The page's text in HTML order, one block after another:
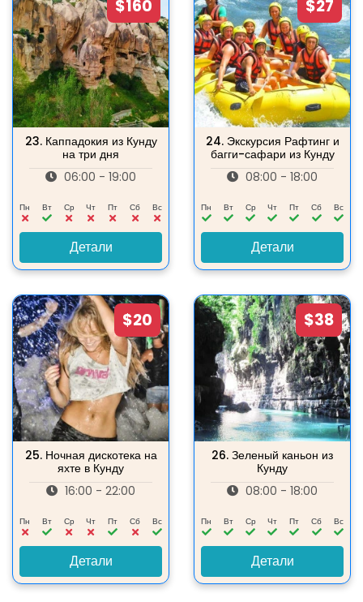
$160
23. Каппадокия из Кунду
на три дня
06:00 - 19:00
Пн Вт Ср Чт Пт Сб Вс
Детали
$27
24. Экскурсия Рафтинг и
багги-сафари из Кунду
08:00 - 18:00
Пн Вт Ср Чт Пт Сб Вс
Детали
$20
25. Ночная дискотека на
яхте в Кунду
16:00 - 22:00
Пн Вт Ср Чт Пт Сб Вс
Детали
$38
26. Зеленый каньон из
Кунду
08:00 - 18:00
Пн Вт Ср Чт Пт Сб Вс
Детали